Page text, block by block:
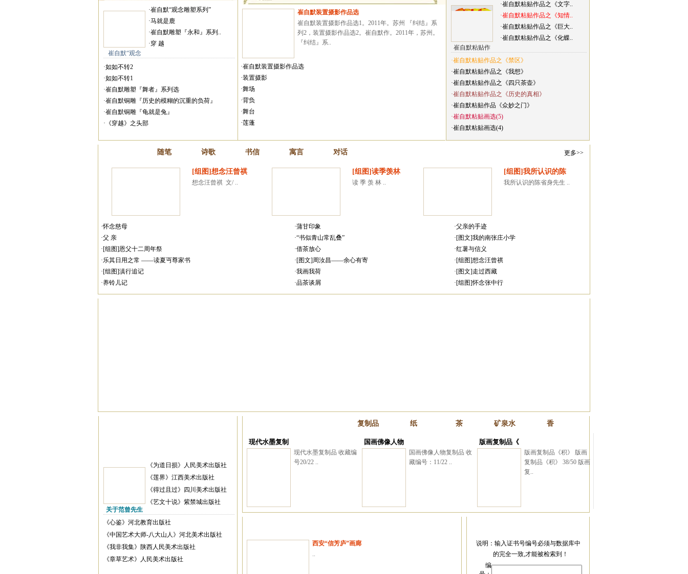
与其他学者(7)
与朋友(16)
崔自默“观念
·崔自默“观念雕塑系列”
·马就是鹿
·崔自默雕塑『永和』系列..
·穿 越
·如如不转2
·如如不转1
·崔自默雕塑『舞者』系列选
·崔自默铜雕『历史的模糊的沉重的负荷』
·崔自默铜雕『龟就是兔』
·《穿越》之头部
崔自默装置摄影作品选
崔自默装置摄影作品选1。2011年。苏州 『纠结』系
列2，装置摄影作品选2。崔自默作。2011年，苏州。
『纠结』系..
·崔自默装置摄影作品选
·装置摄影
·舞场
·背负
·舞台
·莲蓬
崔自默粘贴作
·崔自默粘贴作品之《文字..
·崔自默粘贴作品之《知情..
·崔自默粘贴作品之《巨大..
·崔自默粘贴作品之《化蝶..
·崔自默粘贴作品之《禁区》
·崔自默粘贴作品之《我想》
·崔自默粘贴作品之《四只茶壶》
·崔自默粘贴作品之《历史的真相》
·崔自默粘贴作品《众妙之门》
·崔自默粘贴画选(5)
·崔自默粘贴画选(4)
随笔 诗歌 书信 寓言 对话 更多>>
[组图]想念汪曾祺
想念汪曾祺  文/ ..
[组图]读季羡林
读 季 羡 林 ..
[组图]我所认识的陈
我所认识的陈省身先生 ..
·怀念慈母 ·蒲甘印象
·父亲的手迹
·父 亲
·“书似青山常乱叠”
·[图文]我的南张庄小学
·[组图]恩父十二周年祭
·借茶放心
·红薯与信义
·乐其日用之常 ——读夏丏尊家书
·[图文]周汝昌——余心有寄
·[组图]想念汪曾祺
·[组图]滇行追记
·我画我荷
·[图文]走过西藏
·养铃儿记
·品茶谈屑 ·[组图]怀念张中行
关于范曾先生
《为道日损》人民美术出版社
《莲界》江西美术出版社
《得过且过》四川美术出版社
《艺文十说》紫禁城出版社
《心鉴》河北教育出版社
《中国艺术大师-八大山人》河北美术出版社
《我非我集》陕西人民美术出版社
《章草艺术》人民美术出版社
复制品 纸 茶 矿泉水 香
现代水墨复制
现代水墨复制品 收藏编
号20/22 ..
国画佛像人物
国画佛像人物复制品 收
藏编号：11/22 ..
版画复制品《
版画复制品《积》 版画
复制品《积》 38/50 版画
复..
西安“信芳庐”画廊
..
说明：输入证书号编号必须与数据库中
的完全一致,才能被检索到！
编